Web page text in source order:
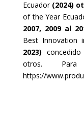
Ecuador (2024)
of the Year
2007, 2009 al
Best Innovation
2023)
otros.
https://